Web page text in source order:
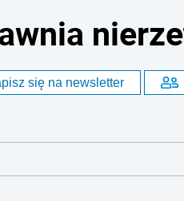
się na newsletter